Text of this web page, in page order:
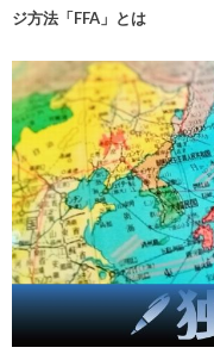
ジ方法「FFA」とは